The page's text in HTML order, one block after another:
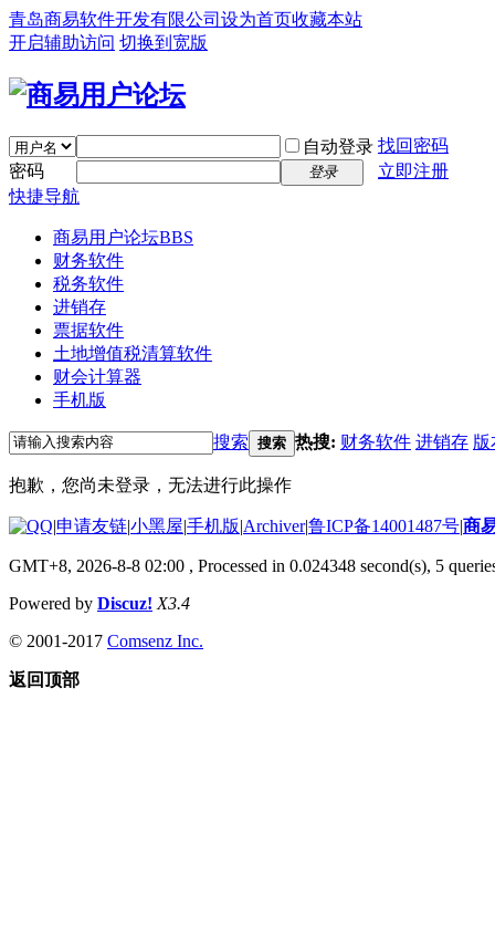
青岛商易软件开发有限公司 设为首页收藏本站
开启辅助访问 切换到宽版
自动登录 找回密码
密码
登录
立即注册
快捷导航
商易用户论坛BBS
财务软件
税务软件
进销存
票据软件
土地增值税清算软件
财会计算器
手机版
搜索 搜索 热搜: 财务软件 进销存 版
抱歉，您尚未登录，无法进行此操作
|申请友链|小黑屋|手机版|Archiver|鲁ICP备14001487号|商
GMT+8, 2026-8-8 02:00 , Processed in 0.024348 second(s), 5
Powered by Discuz! X3.4
© 2001-2017 Comsenz Inc.
返回顶部